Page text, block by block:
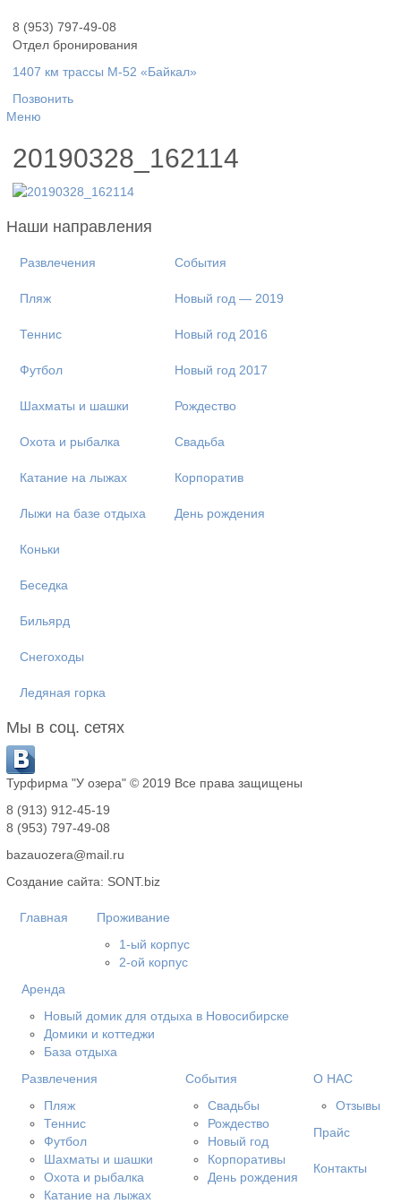
8 (953) 797-49-08
Отдел бронирования
1407 км трассы М-52 «Байкал»
Позвонить
Меню
20190328_162114
Наши направления
Развлечения
Пляж
Теннис
Футбол
Шахматы и шашки
Охота и рыбалка
Катание на лыжах
Лыжи на базе отдыха
Коньки
Беседка
Бильярд
Снегоходы
Ледяная горка
События
Новый год — 2019
Новый год 2016
Новый год 2017
Рождество
Свадьба
Корпоратив
День рождения
Мы в соц. сетях
Турфирма "У озера" © 2019 Все права защищены
8 (913) 912-45-19
8 (953) 797-49-08
bazauozera@mail.ru
Создание сайта: SONT.biz
Главная
Проживание
1-ый корпус
2-ой корпус
Аренда
Новый домик для отдыха в Новосибирске
Домики и коттеджи
База отдыха
Развлечения
Пляж
Теннис
Футбол
Шахматы и шашки
Охота и рыбалка
Катание на лыжах
События
Свадьбы
Рождество
Новый год
Корпоративы
День рождения
О НАС
Отзывы
Прайс
Контакты